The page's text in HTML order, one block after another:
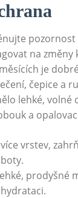
na změny
je
čepice a
lehké, volné
a
vrstev,
prodyšné